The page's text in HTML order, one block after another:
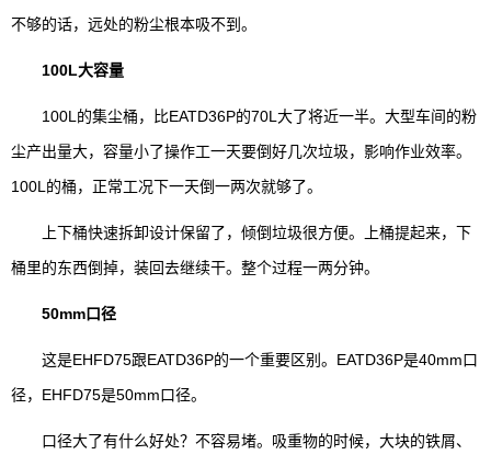
不够的话，远处的粉尘根本吸不到。
100L大容量
100L的集尘桶，比EATD36P的70L大了将近一半。大型车间的粉
尘产出量大，容量小了操作工一天要倒好几次垃圾，影响作业效率。
100L的桶，正常工况下一天倒一两次就够了。
上下桶快速拆卸设计保留了，倾倒垃圾很方便。上桶提起来，下
桶里的东西倒掉，装回去继续干。整个过程一两分钟。
50mm口径
这是EHFD75跟EATD36P的一个重要区别。EATD36P是40mm口
径，EHFD75是50mm口径。
口径大了有什么好处？不容易堵。吸重物的时候，大块的铁屑、